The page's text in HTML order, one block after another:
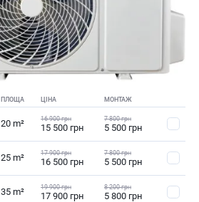
ПЛОЩА ЦІНА МОНТАЖ
20 m² 16 900 грн
15 500 грн
7 800 грн
5 500 грн
25 m² 17 900 грн
16 500 грн
7 800 грн
5 500 грн
35 m² 19 900 грн
17 900 грн
8 200 грн
5 800 грн